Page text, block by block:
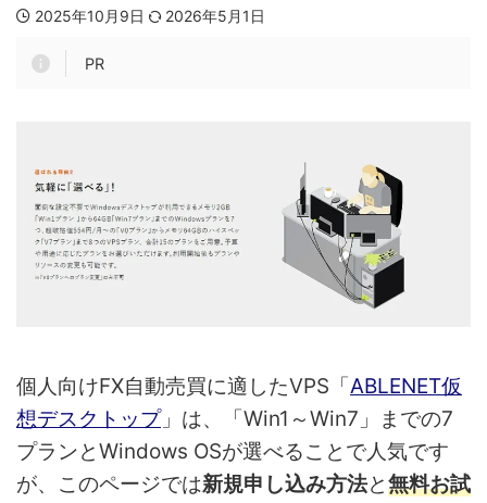
2025年10月9日 2026年5月1日
PR
個人向けFX自動売買に適したVPS「ABLENET仮
想デスクトップ」は、「Win1～Win7」までの7
プランとWindows OSが選べることで人気です
が、このページでは新規申し込み方法と無料お試